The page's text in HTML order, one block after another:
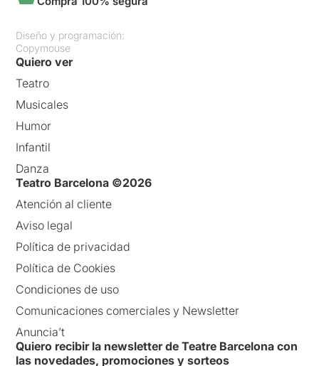
Diseño y programación:
Copymouse
Quiero ver
Teatro
Musicales
Humor
Infantil
Danza
Teatro Barcelona ©2026
Atención al cliente
Aviso legal
Política de privacidad
Política de Cookies
Condiciones de uso
Comunicaciones comerciales y Newsletter
Anuncia’t
Quiero recibir la newsletter de Teatre Barcelona con
las novedades, promociones y sorteos